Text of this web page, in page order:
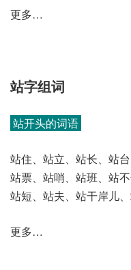
更多…
站字组词
站开头的词语
站住、站立、站长、站
站票、站哨、站班、站
站短、站夫、站干岸儿
更多…